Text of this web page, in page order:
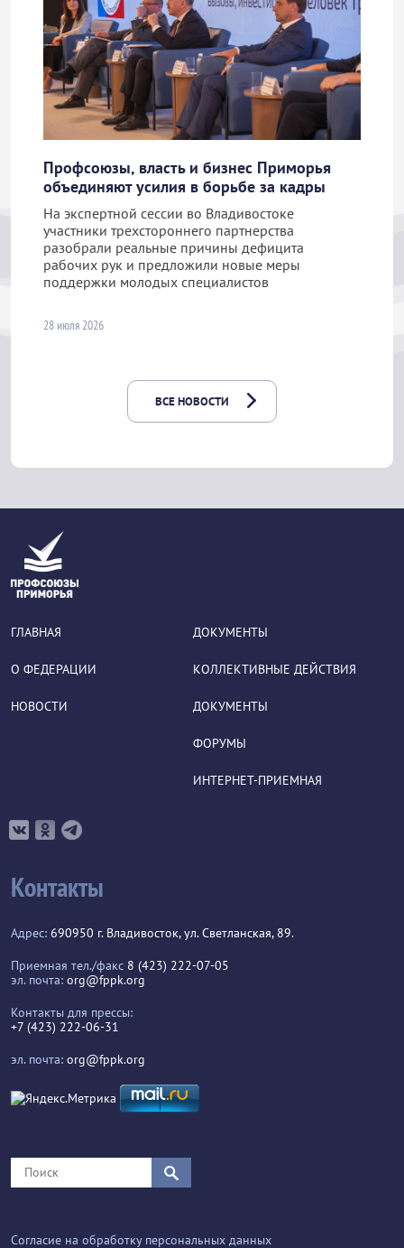
Профсоюзы, власть и бизнес Приморья
объединяют усилия в борьбе за кадры
На экспертной сессии во Владивостоке
участники трехстороннего партнерства
разобрали реальные причины дефицита
рабочих рук и предложили новые меры
поддержки молодых специалистов
28 июля 2026
ВСЕ НОВОСТИ
ГЛАВНАЯ
О ФЕДЕРАЦИИ
НОВОСТИ
ДОКУМЕНТЫ
КОЛЛЕКТИВНЫЕ ДЕЙСТВИЯ
ДОКУМЕНТЫ
ФОРУМЫ
ИНТЕРНЕТ-ПРИЕМНАЯ
Контакты
Адрес: 690950 г. Владивосток, ул. Светланская, 89.
Приемная тел./факс 8 (423) 222-07-05
эл. почта: org@fppk.org
Контакты для прессы:
+7 (423) 222-06-31
эл. почта: org@fppk.org
Согласие на обработку персональных данных